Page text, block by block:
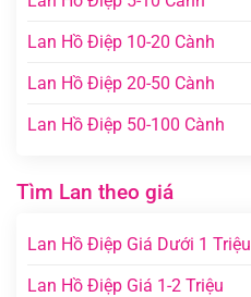
Lan Hồ Điệp 10-20 Cành
Lan Hồ Điệp 20-50 Cành
Lan Hồ Điệp 50-100 Cành
Tìm Lan theo giá
Lan Hồ Điệp Giá Dưới 1 Triệu
Lan Hồ Điệp Giá 1-2 Triệu